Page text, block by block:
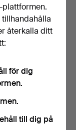
MED
URTA…
mar 2026
plattformen.
återkalla ditt
för dig
till dig på